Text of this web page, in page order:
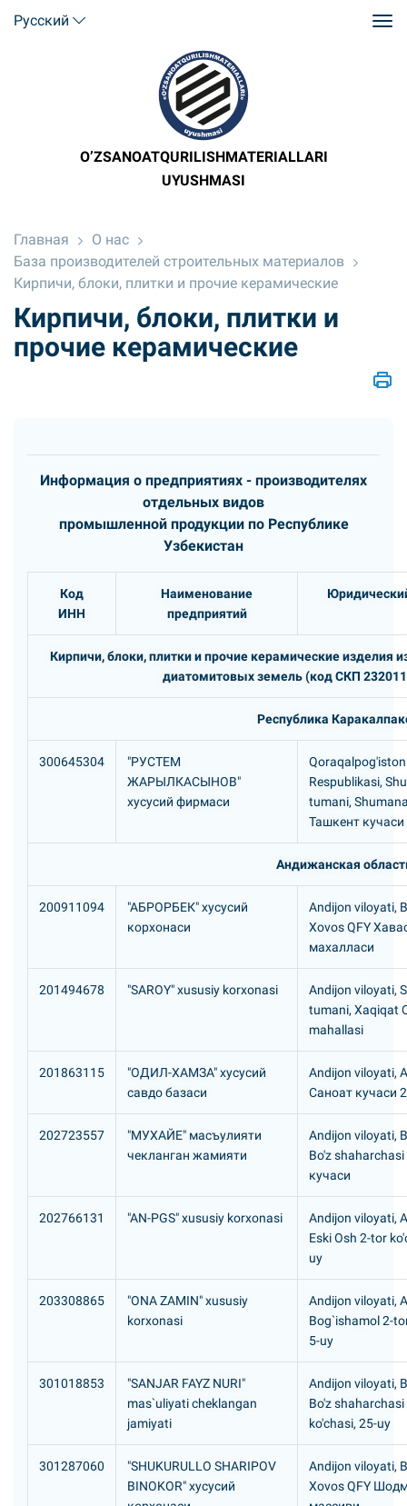
Русский
O’ZSANOATQURILISHMATERIALLARI
UYUSHMASI
Главная
О нас
База производителей строительных материалов
Кирпичи, блоки, плитки и прочие керамические
Кирпичи, блоки, плитки и
прочие керамические
Информация о предприятиях - производителях
отдельных видов
промышленной продукции по Республике
Узбекистан
Код
ИНН
Наименование
предприятий
Кирпичи, блоки, плитки и прочие керамические изделия
диатомитовых земель (код СКП
Республика
300645304
"РУСТЕМ
ЖАРЫЛКАСЫHОВ"
хусусий фирмаси
Qoraqalpog'iston
Respublikasi,
tumani,
Ташкент кучаси
Андижанская
200911094
"АБРОРБЕК" хусусий
корхонаси
Andijon viloyati,
Xovos QFY
махалласи
201494678 "SAROY" xususiy korxonasi
Andijon viloyati,
tumani, Xaqiqat
mahallasi
201863115
"ОДИЛ-ХАМЗА" хусусий
савдо базаси
Andijon viloyati,
Саноат кучаси
202723557
"МУХАЙЕ" масъулияти
чекланган жамияти
Andijon viloyati,
Bo'z
кучаси
202766131 "AN-PGS" xususiy korxonasi
Andijon viloyati,
Eski Osh 2-tor
uy
203308865
"ONA ZAMIN" xususiy
korxonasi
Andijon viloyati,
Bog`ishamol 2-
5-uy
301018853
"SANJAR FAYZ NURI"
mas`uliyati cheklangan
jamiyati
Andijon viloyati,
Bo'z
ko'chasi, 25-uy
301287060
"SHUKURULLO SHARIPOV
BINOKOR" хусусий
Andijon viloyati,
Xovos QFY